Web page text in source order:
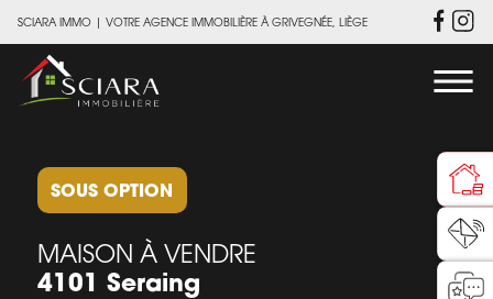
SCIARA IMMO | VOTRE AGENCE IMMOBILIÈRE À GRIVEGNÉE, LIÈGE
SOUS OPTION
MAISON À VENDRE
4101 Seraing